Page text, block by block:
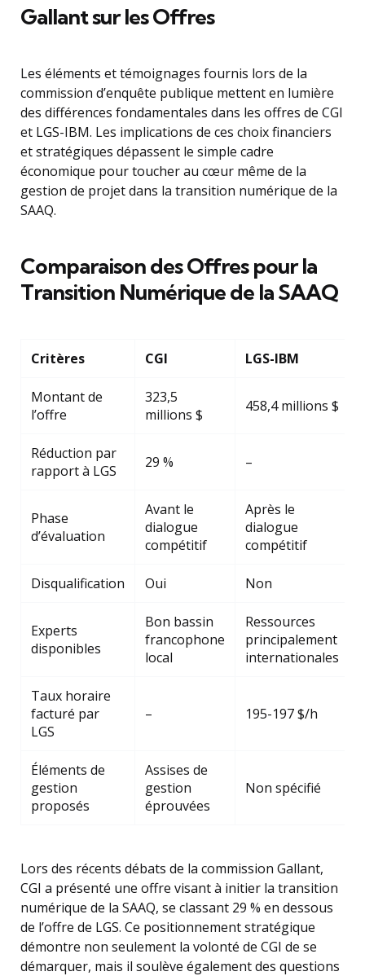
Gallant sur les Offres
Les éléments et témoignages fournis lors de la
commission d’enquête publique mettent en lumière
des différences fondamentales dans les offres de CGI
et LGS-IBM. Les implications de ces choix financiers
et stratégiques dépassent le simple cadre
économique pour toucher au cœur même de la
gestion de projet dans la transition numérique de la
SAAQ.
Comparaison des Offres pour la
Transition Numérique de la SAAQ
Critères CGI LGS-IBM
Montant de
l’offre
323,5
millions $
458,4 millions $
Réduction par
rapport à LGS
29 % –
Phase
d’évaluation
Avant le
dialogue
compétitif
Après le
dialogue
compétitif
Disqualification Oui Non
Experts
disponibles
Bon bassin
francophone
local
Ressources
principalement
internationales
Taux horaire
facturé par
LGS
– 195-197 $/h
Éléments de
gestion
proposés
Assises de
gestion
éprouvées
Non spécifié
Lors des récents débats de la commission Gallant,
CGI a présenté une offre visant à initier la transition
numérique de la SAAQ, se classant 29 % en dessous
de l’offre de LGS. Ce positionnement stratégique
démontre non seulement la volonté de CGI de se
démarquer, mais il soulève également des questions